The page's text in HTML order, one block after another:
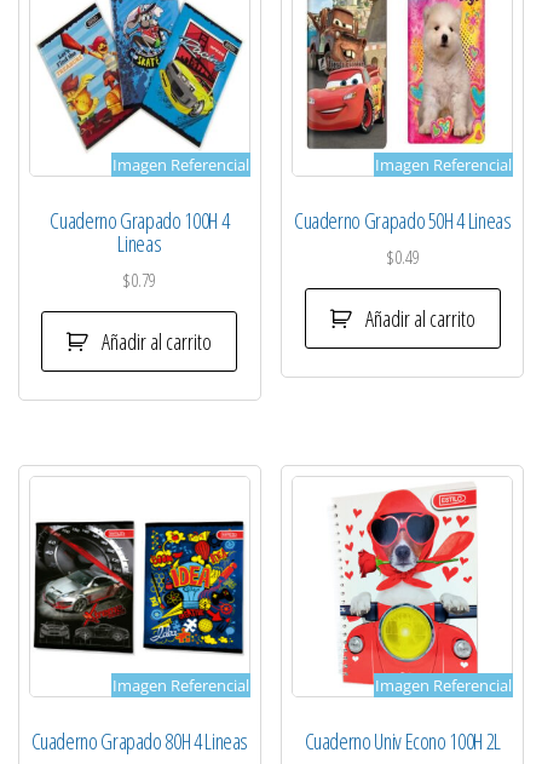
Imagen Referencial
Cuaderno Grapado 100H 4
Lineas
$0.79
Añadir al carrito
Imagen Referencial
Cuaderno Grapado 50H 4 Lineas
$0.49
Añadir al carrito
Imagen Referencial
Cuaderno Grapado 80H 4 Lineas
Imagen Referencial
Cuaderno Univ Econo 100H 2L